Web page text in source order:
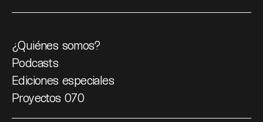
¿Quiénes somos?
Podcasts
Ediciones especiales
Proyectos 070